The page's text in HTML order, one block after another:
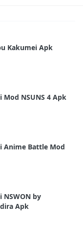
Kakumei Apk
NSUNS 4 Apk
Anime Battle Mod
NSWON by
Apk